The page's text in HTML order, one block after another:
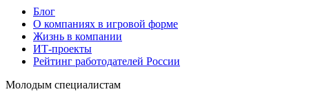
Блог
О компаниях в игровой форме
Жизнь в компании
ИТ-проекты
Рейтинг работодателей России
Молодым специалистам